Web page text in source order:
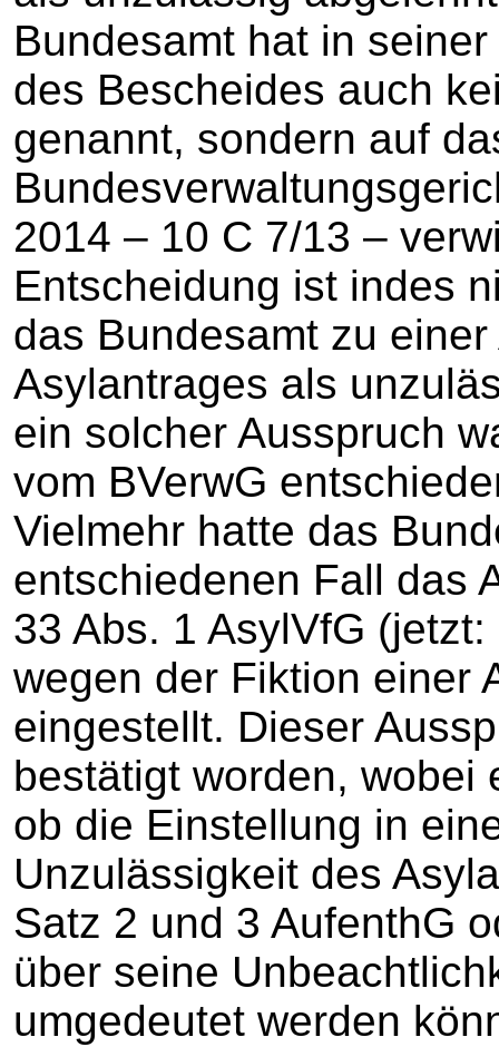
Bundesamt hat in
des Bescheides auch
genannt, sondern auf
2014 – 10 C 7/13 –
Entscheidung ist indes
das Bundesamt zu
Asylantrages als
ein solcher Ausspruch
vom BVerwG
Vielmehr hatte das
entschiedenen Fall das
33 Abs. 1 AsylVfG
wegen der Fiktion einer
eingestellt. Dieser
bestätigt worden, wobei
ob die Einstellung in
Unzulässigkeit des
Satz 2 und 3 AufenthG
über seine
umgedeutet werden